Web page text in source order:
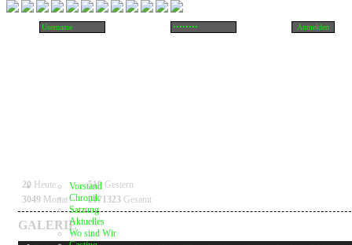
Vorstand
Chronik
Satzung
Aktuelles
Wo sind Wir
20Heute 519Gestern
3049Monat 2171323Gesamt
GALERIE